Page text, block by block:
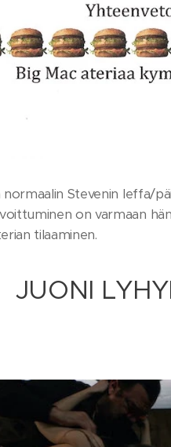
Stevenin leffa/
on varmaan
tilaaminen.
JUONI